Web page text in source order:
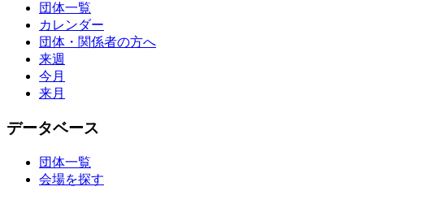
団体一覧
カレンダー
団体・関係者の方へ
来週
今月
来月
データベース
団体一覧
会場を探す